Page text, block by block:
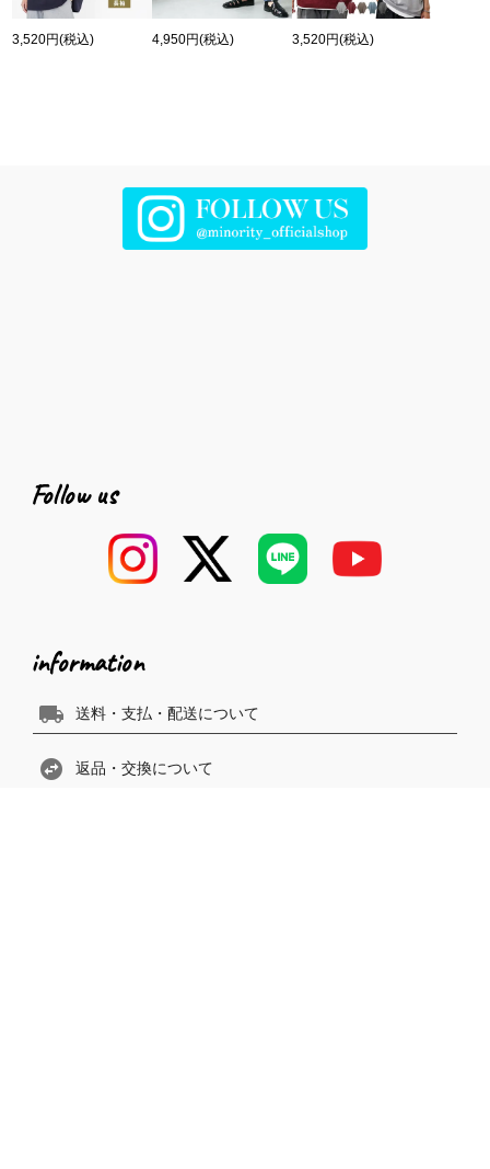
3,520円(税込) 4,950円(税込) 3,520円(税込)
Follow us
information
local_shipping 送料・支払・配送について
swap_horizontal_circle 返品・交換について